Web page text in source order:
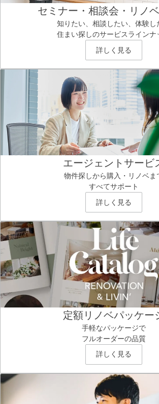
セミナー・相談会・リノ
知りたい、相談したい、体験し
住まい探しのサービスラインナ
詳しく見る
エージェントサービ
物件探しから購入・リノベま
すべてサポート
詳しく見る
定額リノベパッケー
手軽なパッケージで
フルオーダーの品質
詳しく見る